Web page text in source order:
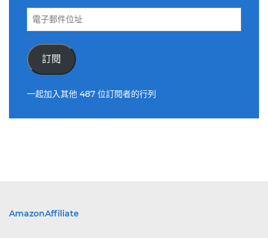
電
件
位
訂閱
一起加入其他 487 位訂閱者的行列
AmazonAffiliate